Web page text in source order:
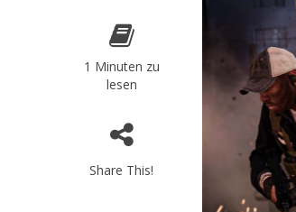
1 Minuten zu
lesen
Share This!